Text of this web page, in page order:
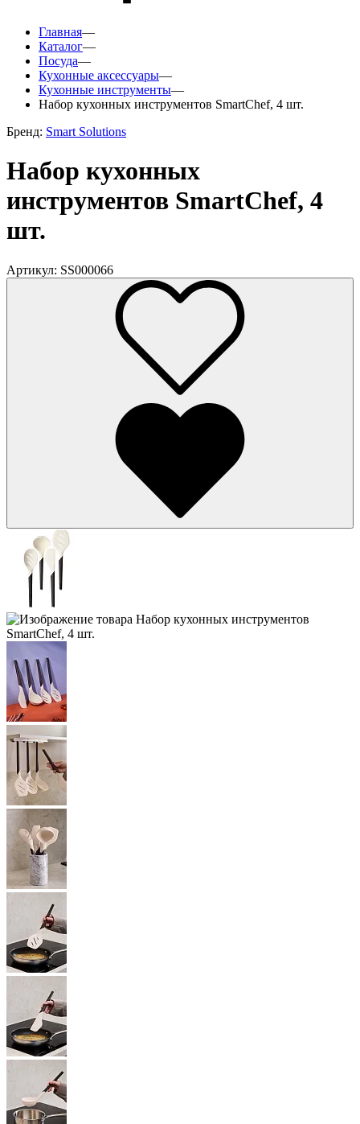
Главная—
Каталог—
Посуда—
Кухонные аксессуары—
Кухонные инструменты—
Набор кухонных инструментов SmartChef, 4 шт.
Бренд: Smart Solutions
Набор кухонных
инструментов SmartChef, 4
шт.
Артикул: SS000066